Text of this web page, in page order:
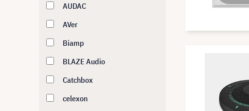
AUDAC
AVer
Biamp
BLAZE Audio
Catchbox
celexon